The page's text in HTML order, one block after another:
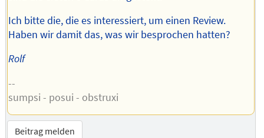
Ich bitte die, die es interessiert, um einen Review.
Haben wir damit das, was wir besprochen hatten?
Rolf
--
sumpsi - posui - obstruxi
Beitrag melden